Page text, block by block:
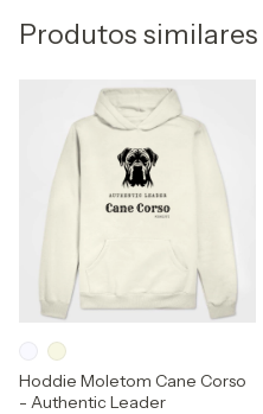
Produtos similares
Hoddie Moletom Cane Corso
- Authentic Leader